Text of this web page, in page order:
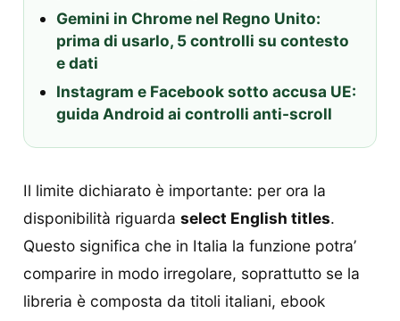
Gemini in Chrome nel Regno Unito:
prima di usarlo, 5 controlli su contesto
e dati
Instagram e Facebook sotto accusa UE:
guida Android ai controlli anti-scroll
Il limite dichiarato è importante: per ora la
disponibilità riguarda select English titles.
Questo significa che in Italia la funzione potra’
comparire in modo irregolare, soprattutto se la
libreria è composta da titoli italiani, ebook